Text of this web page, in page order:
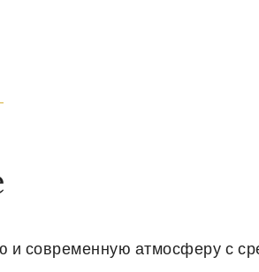
и современную атмосферу с